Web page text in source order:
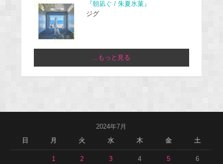
『朝凪ぐ / 朱夏氷菓』
ジグ
...もっと見る
2024年7月
日
月 火 水 木 金 土
1 2 3 4 5 6